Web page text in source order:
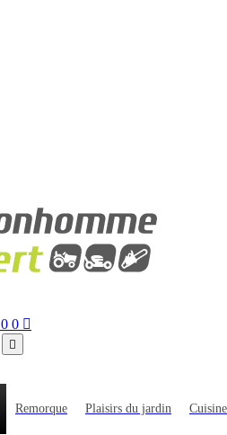
0 0 

Remorque Plaisirs du jardin